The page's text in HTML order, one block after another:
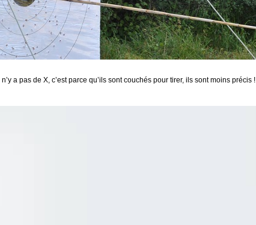
Il n’y a pas de X, c’est parce qu’ils sont couchés pour tirer, ils sont moins précis !